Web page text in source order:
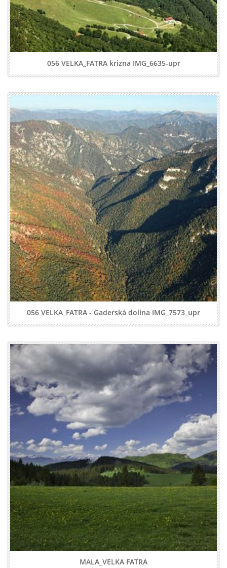
056 VELKA_FATRA krizna IMG_6635-upr
056 VELKA_FATRA - Gaderská dolina IMG_7573_upr
MALA_VELKA FATRA